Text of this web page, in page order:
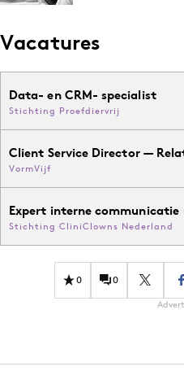
Vacatures
Data- en CRM- specialist
Stichting Proefdiervrij
Client Service Director —
VormVijf
Expert interne communicatie
Stichting CliniClowns Nederland
0 0